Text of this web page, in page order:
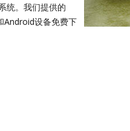
统。我们提供的
Android设备免费下